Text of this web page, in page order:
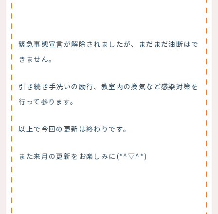
緊急事態宣言が解除されましたが、まだまだ油断はで
きません。
引き続き手洗いの励行、教室内の換気など感染対策を
行って参ります。
以上で今回の更新は終わりです。
また来月の更新をお楽しみに(*^▽^*)